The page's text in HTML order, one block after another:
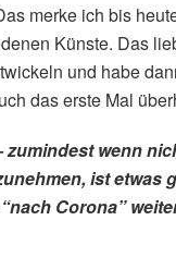
merke ich bis
Künste. Das
und habe
das erste Mal
wenn
ist etwas
Corona”